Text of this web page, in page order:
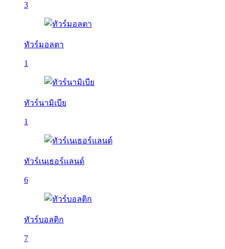
3
ทัวร์มอลตา
1
ทัวร์นามิเบีย
1
ทัวร์เนเธอร์แลนด์
6
ทัวร์บอลติก
7